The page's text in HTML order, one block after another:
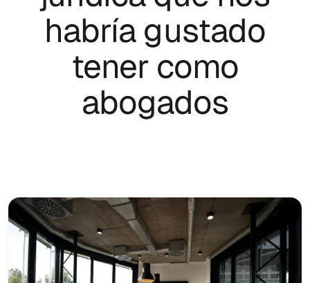
habría gustado
tener como
abogados